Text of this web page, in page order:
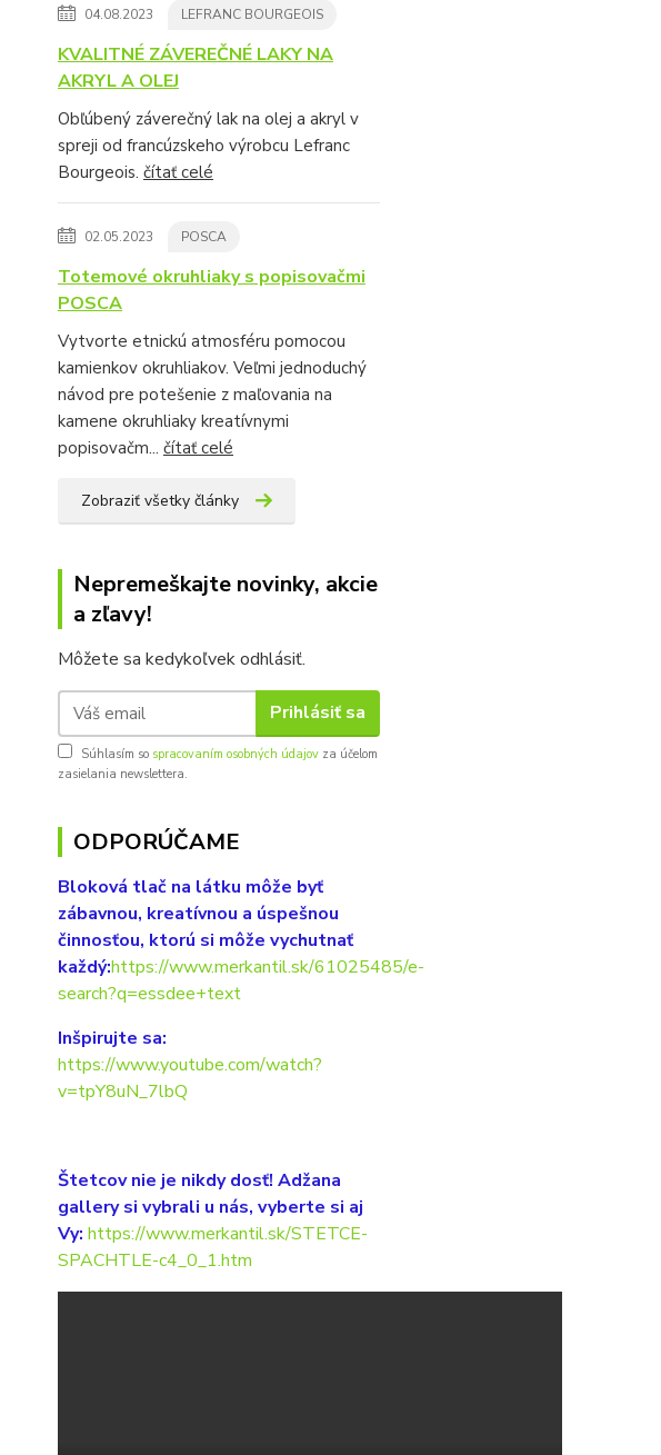
04.08.2023 LEFRANC BOURGEOIS
KVALITNÉ ZÁVEREČNÉ LAKY NA
AKRYL A OLEJ
Obľúbený záverečný lak na olej a akryl v
spreji od francúzskeho výrobcu Lefranc
Bourgeois. čítať celé
02.05.2023 POSCA
Totemové okruhliaky s popisovačmi
POSCA
Vytvorte etnickú atmosféru pomocou
kamienkov okruhliakov. Veľmi jednoduchý
návod pre potešenie z maľovania na
kamene okruhliaky kreatívnymi
popisovačm... čítať celé
Zobraziť všetky články
Nepremeškajte novinky, akcie
a zľavy!
Môžete sa kedykoľvek odhlásiť.
Prihlásiť sa
Súhlasím so spracovaním osobných údajov za účelom
zasielania newslettera.
ODPORÚČAME
Bloková tlač na látku môže byť
zábavnou, kreatívnou a úspešnou
činnosťou, ktorú si môže vychutnať
každý:https://www.merkantil.sk/61025485/e-
search?q=essdee+text
Inšpirujte sa:
https://www.youtube.com/watch?
v=tpY8uN_7lbQ
Štetcov nie je nikdy dosť! Adžana
gallery si vybrali u nás, vyberte si aj
Vy: https://www.merkantil.sk/STETCE-
SPACHTLE-c4_0_1.htm